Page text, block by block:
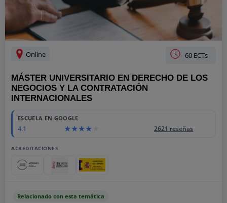
Online 60 ECTs
MÁSTER UNIVERSITARIO EN DERECHO DE LOS
NEGOCIOS Y LA CONTRATACIÓN
INTERNACIONALES
ESCUELA EN GOOGLE
4.1 2621 reseñas
ACREDITACIONES
Relacionado con esta temática